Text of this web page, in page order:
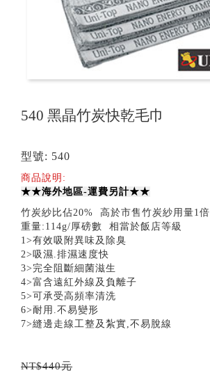
540 黑晶竹炭快乾毛巾
型號: 540
商品說明:
★★海外地區-運費另計★★
竹炭紗比佔20% 高於市售竹炭紗用量1倍
重量:114g/厚磅數 相當於飯店等級
1>有效吸附異味及除臭
2>吸濕.排濕速度快
3>完全阻斷細菌滋生
4>富含遠紅外線及負離子
5>可承受高頻率清洗
6>耐用.不易變形
7>縫邊走線工整及紮實,不易脫線
NT$440元